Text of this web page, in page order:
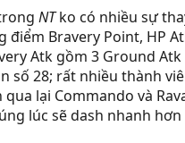
NTko có nhiều sự
điểm Bravery Point,
Atk gồm 3 Ground
28; rất nhiều thành
lại Commando và
lúc sẽ dash nhanh